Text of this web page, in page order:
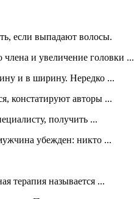
если выпадают волосы.
и увеличение головки ...
и в ширину. Нередко ...
констатируют авторы ...
получить ...
убежден: никто ...
терапия называется ...